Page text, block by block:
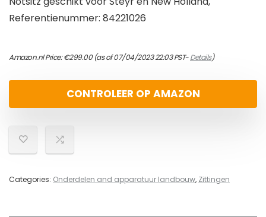
Referentienummer: 84221026
Amazon.nl Price:€299.00(as of 07/04/2023 22:03 PST-Details)
CONTROLEER OP AMAZON
Categories: Onderdelen and apparatuur landbouw, Zittingen